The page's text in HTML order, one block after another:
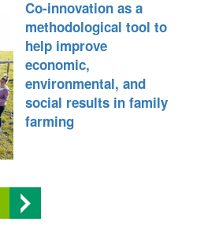
Co-innovation as a
methodological tool to
help improve
economic,
environmental, and
social results in family
farming